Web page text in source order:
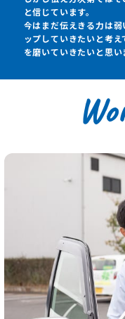
と信じています。
今はまだ伝えきる力は
ップしていきたいと考
を磨いていきたいと思い